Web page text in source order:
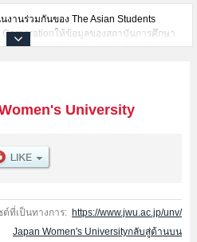
งานร่วมกันของ The Asian Students
Corporationให้ข้อมูลของสถาบันการศึกษา
วิทยาลัยระดับอนุปริญญา・วิทยาลัย
ณะ,ข้อมูลการสอบคัดเลือกเข้าศึกษาเช่น
นการสอบคัดเลือกเป็นต้น,แนะนำสถาน
ชิญใช้บริการค้นหาข้อมูลตามอัธยาศัย
University
ต์ที่เป็นทางการ: https://www.jwu.ac.jp/unv/
Japan Women's Universityกลับสู่ด้านบน